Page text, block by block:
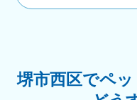
堺市西区でペ